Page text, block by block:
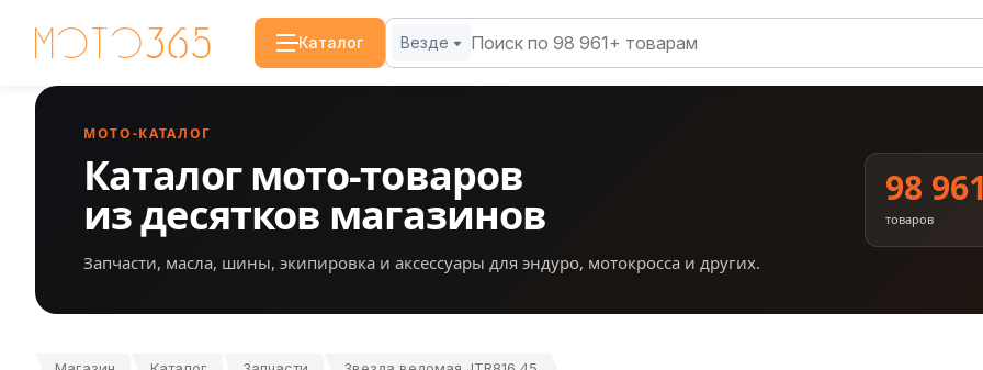
Каталог Везде
МОТО-КАТАЛОГ
Каталог мото-товаров
из десятков магазинов
Запчасти, масла, шины, экипировка и аксессуары для эндуро, мотокросса и других.
98
товаров